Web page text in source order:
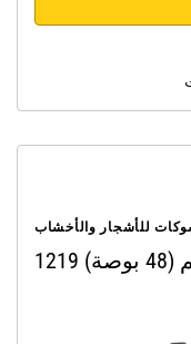
للأشجار والأخشاب
بوصة)